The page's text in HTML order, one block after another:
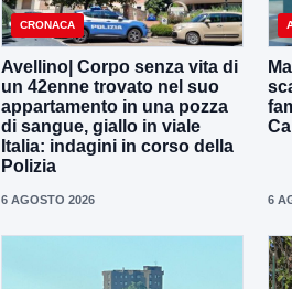
CRONACA
Avellino| Corpo senza vita di
un 42enne trovato nel suo
appartamento in una pozza
di sangue, giallo in viale
Italia: indagini in corso della
Polizia
6 AGOSTO 2026 6